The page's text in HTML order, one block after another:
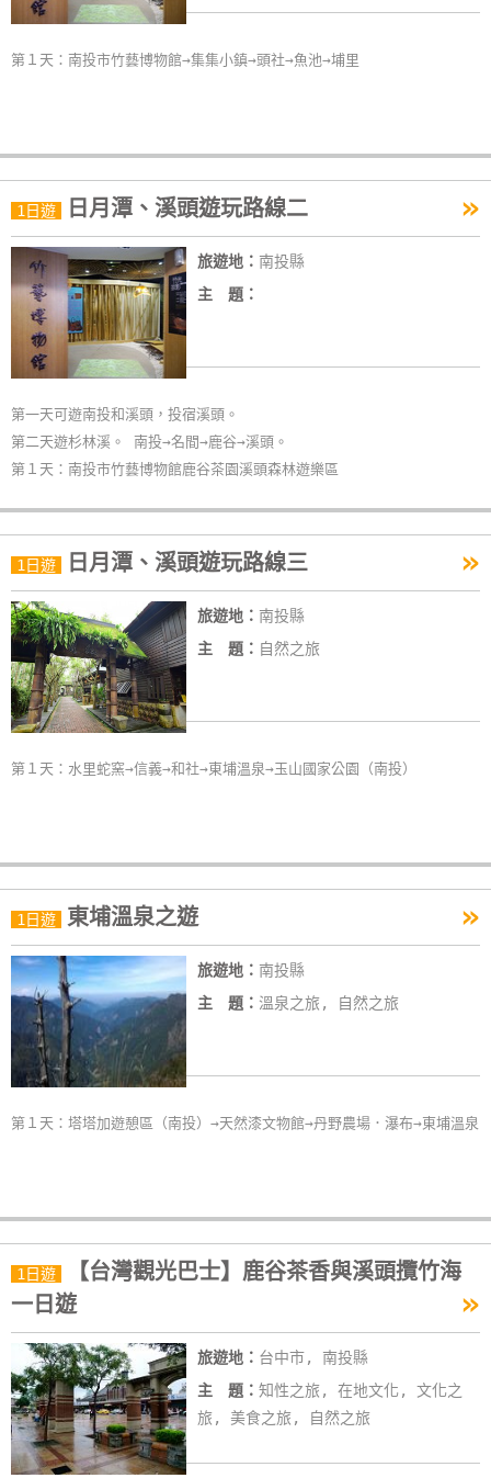
全
租
帶
你
玩
玩
樂
圖
顧
務
顧
客
滿
意
度
管
理
會
員
帳
戶
客
單
Line
線
上
客
服
第１天：南投市竹藝博物館→集集小鎮→頭社→魚池→埔里
1日遊 日月潭、溪頭遊玩路線二 »
旅遊地： 南投縣
主 題：
第一天可遊南投和溪頭，投宿溪頭。
第二天遊杉林溪。 南投→名間→鹿谷→溪頭。
第１天：南投市竹藝博物館鹿谷茶園溪頭森林遊樂區
1日遊 日月潭、溪頭遊玩路線三 »
旅遊地： 南投縣
主 題： 自然之旅
第１天：水里蛇窯→信義→和社→東埔溫泉→玉山國家公園（南投）
1日遊 東埔溫泉之遊 »
旅遊地： 南投縣
主 題： 溫泉之旅, 自然之旅
第１天：塔塔加遊憩區（南投）→天然漆文物館→丹野農場．瀑布→東埔溫泉
1日遊
【台灣觀光巴士】鹿谷茶香與溪頭攬竹海
一日遊
»
旅遊地： 台中市, 南投縣
主 題： 知性之旅, 在地文化, 文化之
旅, 美食之旅, 自然之旅